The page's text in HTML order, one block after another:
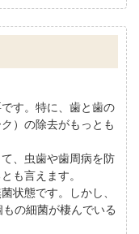
す。特に、歯と歯の
）の除去がもっとも
、虫歯や歯周病を防
も言えます。
状態です。しかし、
の細菌が棲んでいる